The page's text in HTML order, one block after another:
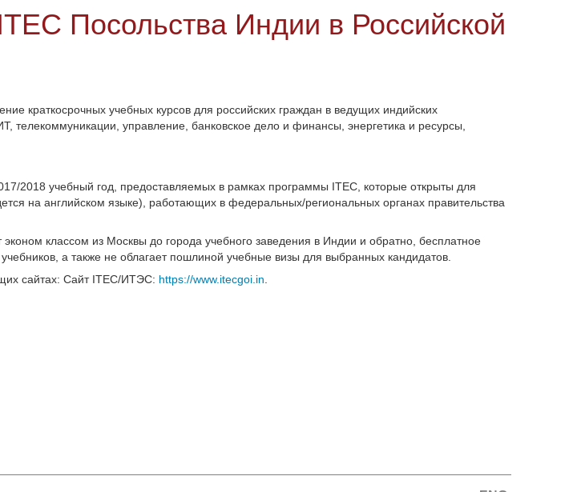
Посольства Индии в Российской
краткосрочных учебных курсов для российских граждан в ведущих индийских
телекоммуникации, управление, банковское дело и финансы, энергетика и ресурсы,
2018 учебный год, предоставляемых в рамках программы ITEC, которые открыты для
на английском языке), работающих в федеральных/региональных органах правительства
классом из Москвы до города учебного заведения в Индии и обратно, бесплатное
а также не облагает пошлиной учебные визы для выбранных кандидатов.
сайтах: Сайт IТЕС/ИТЭС: https://www.itecgoi.in